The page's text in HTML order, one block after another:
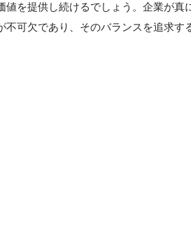
を提供し続けるでしょう。企業が真
可欠であり、そのバランスを追求す